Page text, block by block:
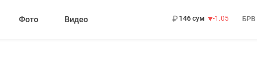
Фото Видео
146 сум
-1.05
БРВ